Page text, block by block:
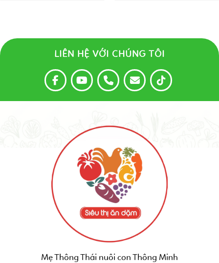
LIÊN HỆ VỚI CHÚNG TÔI
Mẹ Thông Thái nuôi con Thông Minh